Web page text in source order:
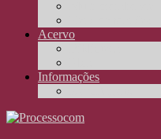
Acervo
Informações